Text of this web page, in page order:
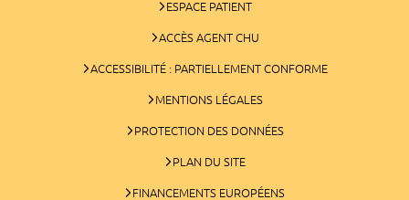
ESPACE PATIENT
ACCÈS AGENT CHU
ACCESSIBILITÉ : PARTIELLEMENT CONFORME
MENTIONS LÉGALES
PROTECTION DES DONNÉES
PLAN DU SITE
FINANCEMENTS EUROPÉENS